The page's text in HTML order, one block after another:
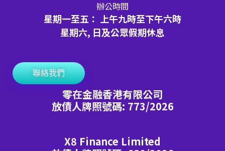
辦公時間
星期一至五： 上午九時至下午六時
星期六, 日及公眾假期休息
聯絡我們
零在金融香港有限公司
放債人牌照號碼: 773/2026
X8 Finance Limited